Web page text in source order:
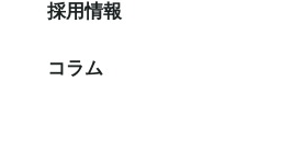
採⽤情報
コラム